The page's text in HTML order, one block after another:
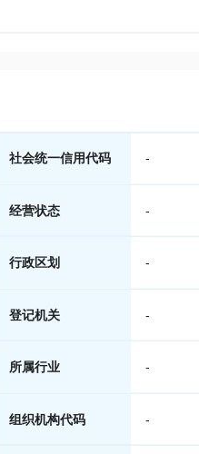
社会统一信用代码 -
经营状态 -
行政区划 -
登记机关 -
所属行业 -
组织机构代码 -